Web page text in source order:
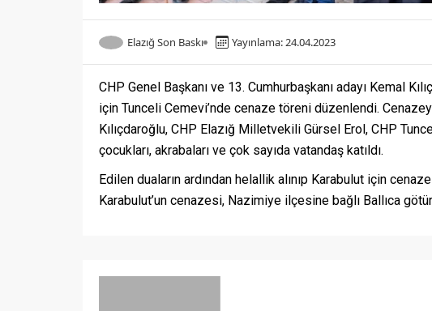
Elazığ Son Baskı Yayınlama: 24.04.2023
CHP Genel Başkanı ve 13. Cumhurbaşkanı adayı Kemal
için Tunceli Cemevi’nde cenaze töreni düzenlendi.
Kılıçdaroğlu, CHP Elazığ Milletvekili Gürsel Erol, CHP
çocukları, akrabaları ve çok sayıda vatandaş katıldı.
Edilen duaların ardından helallik alınıp Karabulut için cenaze
Karabulut’un cenazesi, Nazimiye ilçesine bağlı Ballıca